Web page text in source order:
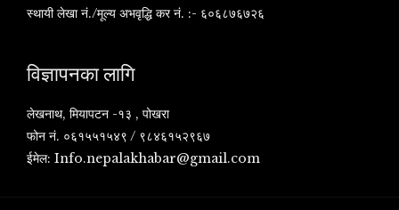
स्थायी लेखा नं./मूल्य अभवृद्धि कर नं. :- ६०६८७६७२६
विज्ञापनका लागि
लेखनाथ, मियापटन -१३ , पोखरा
फोन नं. ०६१५५१५४९ / ९८४६१५२९६७
ईमेल: Info.nepalakhabar@gmail.com